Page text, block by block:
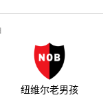
纽维尔老男孩